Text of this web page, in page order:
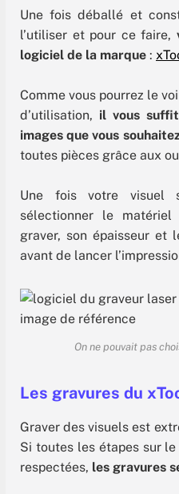
Une fois déballé et
l’utiliser et pour ce faire,
logiciel de la marque :
Comme vous pourrez le
d’utilisation, il vous
images que vous
toutes pièces grâce aux
Une fois votre visuel
sélectionner le
graver, son épaisseur et
avant de lancer
On ne pouvait pas
Les gravures du
Graver des visuels est
Si toutes les étapes sur
respectées, les gravures